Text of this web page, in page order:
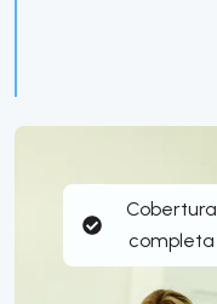
Cobertura
completa